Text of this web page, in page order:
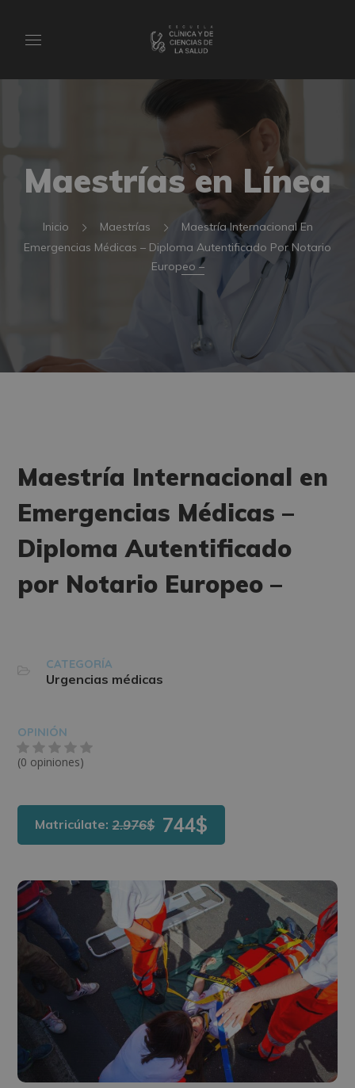
Maestrías en Línea
Inicio Maestrías
Maestría Internacional En
Emergencias Médicas – Diploma Autentificado Por Notario
Europeo –
Maestría Internacional en
Emergencias Médicas –
Diploma Autentificado
por Notario Europeo –
CATEGORÍA
Urgencias médicas
OPINIÓN
(0 opiniones)
Matricúlate:2.976$ 744$